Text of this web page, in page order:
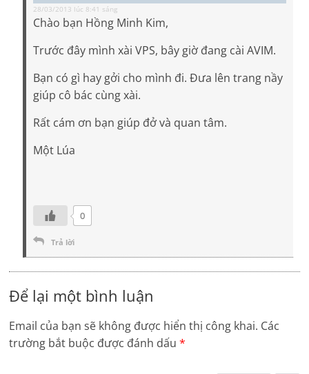
28/03/2013 lúc 8:41 sáng
Chào bạn Hồng Minh Kim,
Trước đây mình xài VPS, bây giờ đang cài AVIM.
Bạn có gì hay gởi cho mình đi. Đưa lên trang nầy
giúp cô bác cùng xài.
Rất cám ơn bạn giúp đở và quan tâm.
Một Lúa
0
Trả lời
Để lại một bình luận
Email của bạn sẽ không được hiển thị công khai. Các
trường bắt buộc được đánh dấu*